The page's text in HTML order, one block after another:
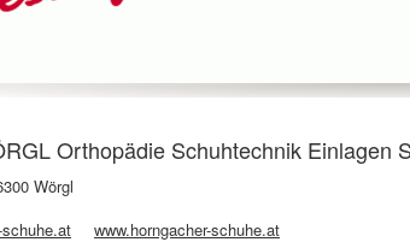
Orthopädie Schuhtechnik Einlagen
Wörgl
www.horngacher-schuhe.at